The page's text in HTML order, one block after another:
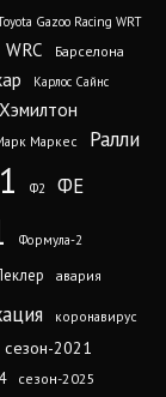
Gazoo Racing WRT
WRC
Барселона
Карлос Сайнс
Маркес Ралли
Ф2 ФЕ
Формула-2
авария
коронавирус
сезон-2021
сезон-2025